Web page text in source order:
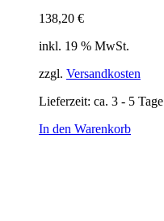
138,20 €
inkl. 19 % MwSt.
zzgl. Versandkosten
Lieferzeit: ca. 3 - 5 Tage
In den Warenkorb